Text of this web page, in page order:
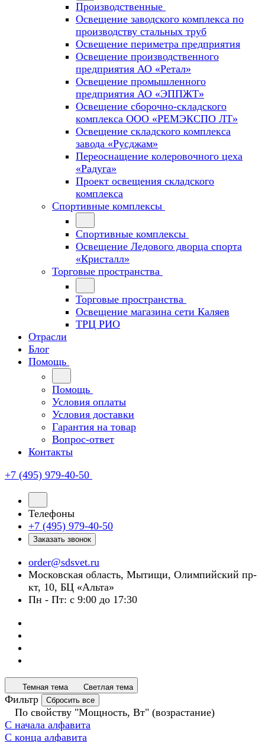
Производственные
Освещение заводского комплекса по
производству стальных труб
Освещение периметра предприятия
Освещение производственного
предприятия АО «Ретал»
Освещение промышленного
предприятия АО «ЭППЖТ»
Освещение сборочно-складского
комплекса ООО «РЕМЭКСПО ЛТ»
Освещение складского комплекса
завода «Русджам»
Переоснащение колеровочного цеха
«Радуга»
Проект освещения складского
комплекса
Спортивные комплексы
Спортивные комплексы
Освещение Ледового дворца спорта
«Кристалл»
Торговые пространства
Торговые пространства
Освещение магазина сети Каляев
ТРЦ РИО
Отрасли
Блог
Помощь
Помощь
Условия оплаты
Условия доставки
Гарантия на товар
Вопрос-ответ
Контакты
+7 (495) 979-40-50
Телефоны
+7 (495) 979-40-50
Заказать звонок
order@sdsvet.ru
Московская область, Мытищи, Олимпийский пр-
кт, 10, БЦ «Альта»
Пн - Пт: с 9:00 до 17:30
Темная тема Светлая тема
Фильтр Сбросить все
По свойству "Мощность, Вт" (возрастание)
С начала алфавита
С конца алфавита